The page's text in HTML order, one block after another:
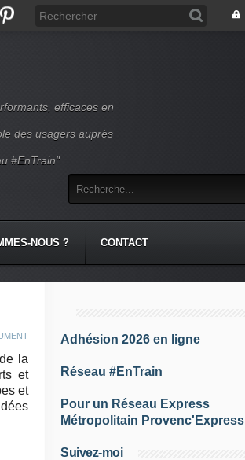
efficaces en
des usagers auprès
#EnTrain"
NOUS ? CONTACT
la
et
et
Adhésion 2026 en ligne
Réseau #EnTrain
Pour un Réseau Express
Métropolitain Provenc'Express
Suivez-moi